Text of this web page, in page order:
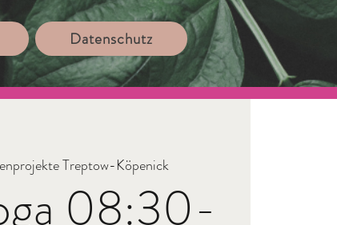
Datenschutz
Treptow-Köpenick
08:30-